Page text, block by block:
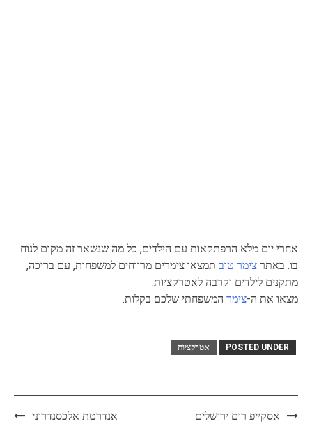
אחרי יום מלא הרפתקאות עם הילדים, כל מה שנשאר זה מקום לנוח
בו. באתר צימר טוב תמצאו צימרים מרווחים למשפחות, עם בריכה,
מתקנים לילדים וקרבה לאטרקציות.
מצאו את ה-צימר המשפחתי שלכם בקלות.
POSTED UNDER אטרקציות
Postאסקייפ רום ירושלים אנדרטת אלכסנדרוני